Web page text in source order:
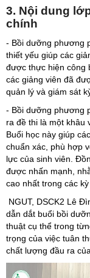
3. Nội dung
chính
- Bồi dưỡng phương
thiết yếu giúp các
được thực hiện công
các giảng viên đã
quản lý và giám sát
- Bồi dưỡng phương
ra đề thi là một khâu
Buổi học này giúp
chuẩn xác, phù hợp
lực của sinh viên.
được nhấn mạnh,
cao nhất trong các kỳ
NGUT, DSCK2 Lê
dẫn dắt buổi bồi
thuật cụ thể trong
trọng của việc tuân
chất lượng đầu ra